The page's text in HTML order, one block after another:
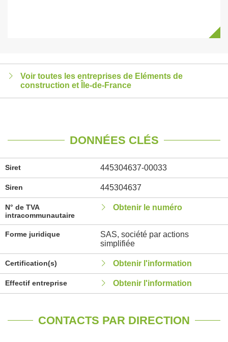
Voir toutes les entreprises de Eléments de
construction et Île-de-France
DONNÉES CLÉS
Siret 445304637-00033
Siren 445304637
N° de TVA
intracommunautaire
Obtenir le numéro
Forme juridique
SAS, société par actions
simplifiée
Certification(s) Obtenir l'information
Effectif entreprise Obtenir l'information
CONTACTS PAR DIRECTION